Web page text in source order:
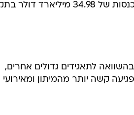
החברה רווח של 3.6 מיליארד דולר או 36 סנט למניה, על הכנסות של 34.98
לתאגידים גדולים אחרים,
קשה יותר מהמיתון ומאירועי